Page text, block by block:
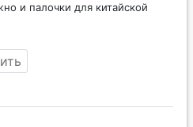
и палочки для китайской